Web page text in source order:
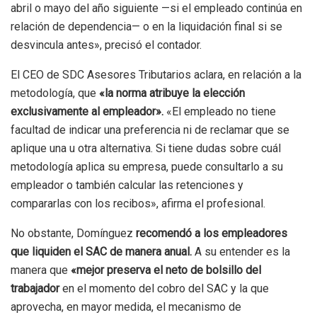
abril o mayo del año siguiente —si el empleado continúa en
relación de dependencia— o en la liquidación final si se
desvincula antes», precisó el contador.
El CEO de SDC Asesores Tributarios aclara, en relación a la
metodología, que «la norma atribuye la elección
exclusivamente al empleador». «El empleado no tiene
facultad de indicar una preferencia ni de reclamar que se
aplique una u otra alternativa. Si tiene dudas sobre cuál
metodología aplica su empresa, puede consultarlo a su
empleador o también calcular las retenciones y
compararlas con los recibos», afirma el profesional.
No obstante, Domínguez recomendó a los empleadores
que liquiden el SAC de manera anual. A su entender es la
manera que «mejor preserva el neto de bolsillo del
trabajadoren el momento del cobro del SAC y la que
aprovecha, en mayor medida, el mecanismo de